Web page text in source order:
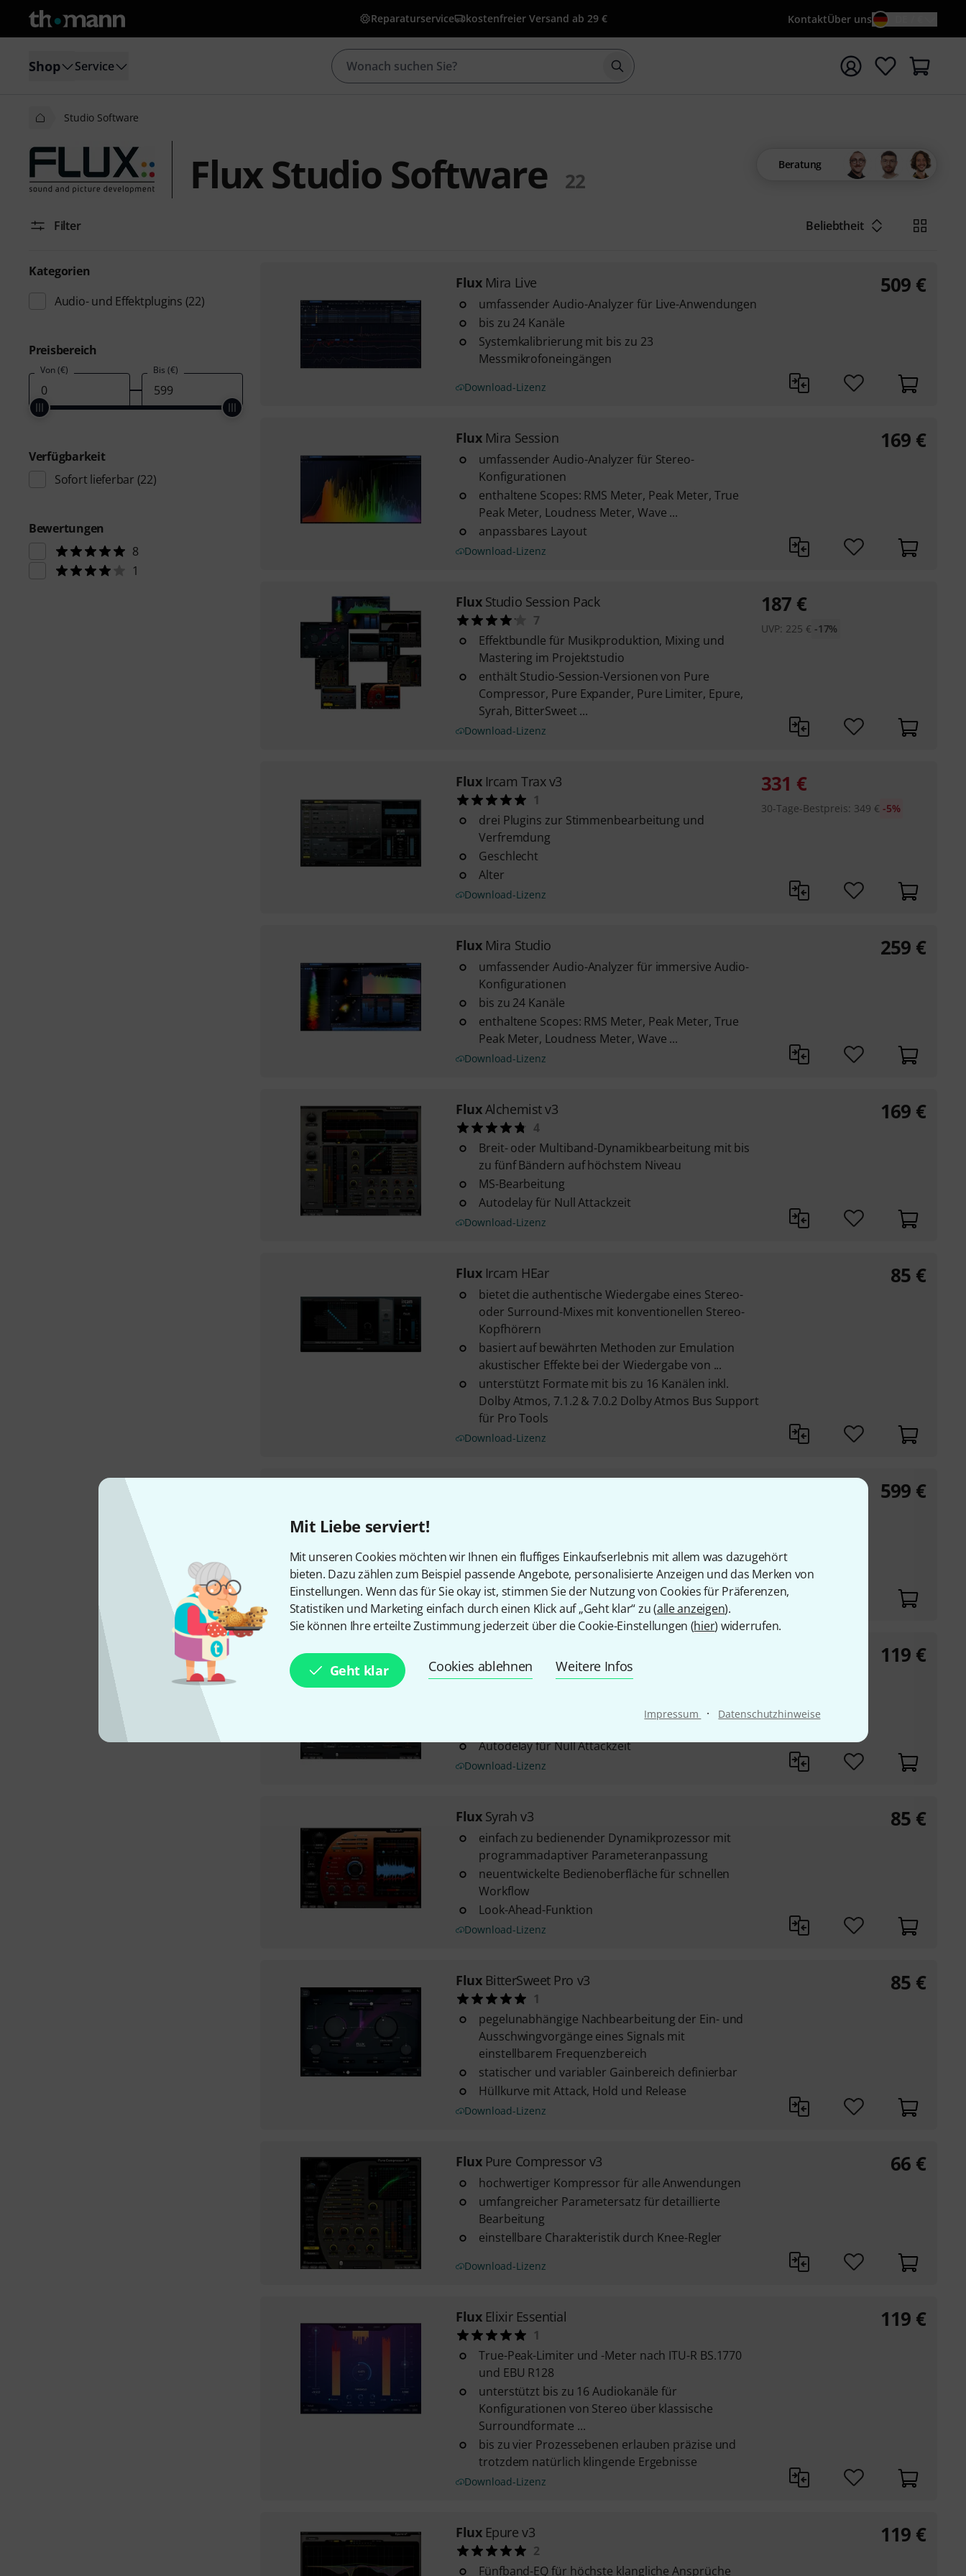
Mit Liebe serviert!
Mit unseren Cookies möchten wir Ihnen ein fluffiges Einkaufserlebnis mit allem was dazugehört
bieten. Dazu zählen zum Beispiel passende Angebote, personalisierte Anzeigen und das Merken von
Einstellungen. Wenn das für Sie okay ist, stimmen Sie der Nutzung von Cookies für Präferenzen,
Statistiken und Marketing einfach durch einen Klick auf „Geht klar“ zu (alle anzeigen).
Sie können Ihre erteilte Zustimmung jederzeit über die Cookie-Einstellungen (hier) widerrufen.
Geht klar Cookies ablehnen Weitere Infos
Impressum · Datenschutzhinweise
Reparaturservice kostenfreier Versand ab 29 € KontaktÜber uns
Shop Service Suche mit Suchwort {searchTerm} starten
Studio Software
Flux Studio Software 22
Beratung
Filter Beliebtheit
Kategorien
Audio- und Effektplugins (22)
Preisbereich
Von (€) Bis (€)
Verfügbarkeit
Sofort lieferbar (22)
Bewertungen
8
1
Flux Mira Live
umfassender Audio-Analyzer für Live-Anwendungen
bis zu 24 Kanäle
Systemkalibrierung mit bis zu 23
Messmikrofoneingängen
Download-Lizenz
509 €
Flux Mira Session
umfassender Audio-Analyzer für Stereo-
Konfigurationen
enthaltene Scopes: RMS Meter, Peak Meter, True
Peak Meter, Loudness Meter, Wave ...
anpassbares Layout
Download-Lizenz
169 €
Flux Studio Session Pack
7
Effektbundle für Musikproduktion, Mixing und
Mastering im Projektstudio
enthält Studio-Session-Versionen von Pure
Compressor, Pure Expander, Pure Limiter, Epure,
Syrah, BitterSweet ...
Download-Lizenz
187 €
UVP: 225 € -17%
Flux Ircam Trax v3
1
drei Plugins zur Stimmenbearbeitung und
Verfremdung
Geschlecht
Alter
Download-Lizenz
331 €
30-Tage-Bestpreis: 349 € -5%
Flux Mira Studio
umfassender Audio-Analyzer für immersive Audio-
Konfigurationen
bis zu 24 Kanäle
enthaltene Scopes: RMS Meter, Peak Meter, True
Peak Meter, Loudness Meter, Wave ...
Download-Lizenz
259 €
Flux Alchemist v3
4
Breit- oder Multiband-Dynamikbearbeitung mit bis
zu fünf Bändern auf höchstem Niveau
MS-Bearbeitung
Autodelay für Null Attackzeit
Download-Lizenz
169 €
Flux Ircam HEar
bietet die authentische Wiedergabe eines Stereo-
oder Surround-Mixes mit konventionellen Stereo-
Kopfhörern
basiert auf bewährten Methoden zur Emulation
akustischer Effekte bei der Wiedergabe von ...
unterstützt Formate mit bis zu 16 Kanälen inkl.
Dolby Atmos, 7.1.2 & 7.0.2 Dolby Atmos Bus Support
für Pro Tools
Download-Lizenz
85 €
Systemkalibrierung mit bis zu 23
Messmikrofoneingängen
Download-Lizenz
599 €
Autodelay für Null Attackzeit
Download-Lizenz
119 €
Flux Syrah v3
einfach zu bedienender Dynamikprozessor mit
programmadaptiver Parameteranpassung
neuentwickelte Bedienoberfläche für schnellen
Workflow
Look-Ahead-Funktion
Download-Lizenz
85 €
Flux BitterSweet Pro v3
1
pegelunabhängige Nachbearbeitung der Ein- und
Ausschwingvorgänge eines Signals mit
einstellbarem Frequenzbereich
statischer und variabler Gainbereich definierbar
Hüllkurve mit Attack, Hold und Release
Download-Lizenz
85 €
Flux Pure Compressor v3
hochwertiger Kompressor für alle Anwendungen
umfangreicher Parametersatz für detaillierte
Bearbeitung
einstellbare Charakteristik durch Knee-Regler
Download-Lizenz
66 €
Flux Elixir Essential
1
True-Peak-Limiter und -Meter nach ITU-R BS.1770
und EBU R128
unterstützt bis zu 16 Audiokanäle für
Konfigurationen von Stereo über klassische
Surroundformate ...
bis zu vier Prozessebenen erlauben präzise und
trotzdem natürlich klingende Ergebnisse
Download-Lizenz
119 €
Flux Epure v3
2
Fünfband-EQ für höchste klangliche Ansprüche
119 €